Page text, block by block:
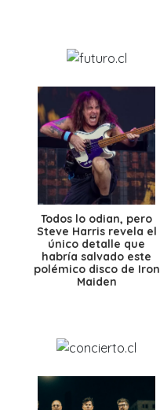
Todos lo odian, pero
Steve Harris revela el
único detalle que
habría salvado este
polémico disco de Iron
Maiden